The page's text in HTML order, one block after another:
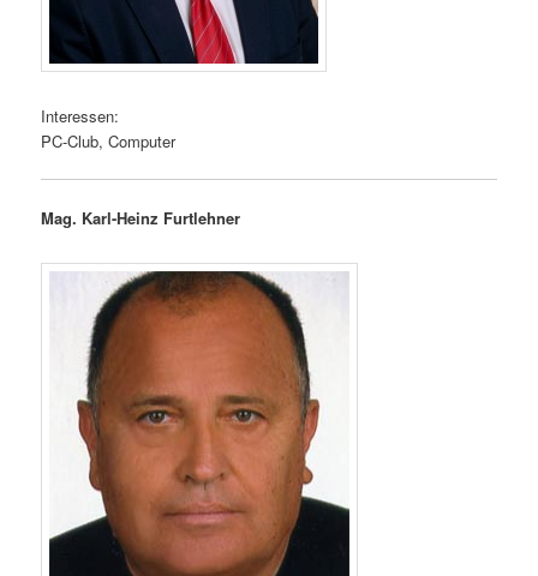
Interessen:
PC-Club, Computer
Mag. Karl-Heinz Furtlehner